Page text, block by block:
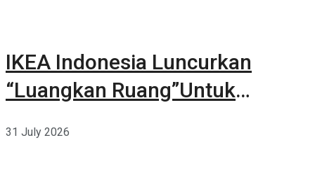
IKEA Indonesia Luncurkan
“Luangkan Ruang”Untuk
31 July 2026